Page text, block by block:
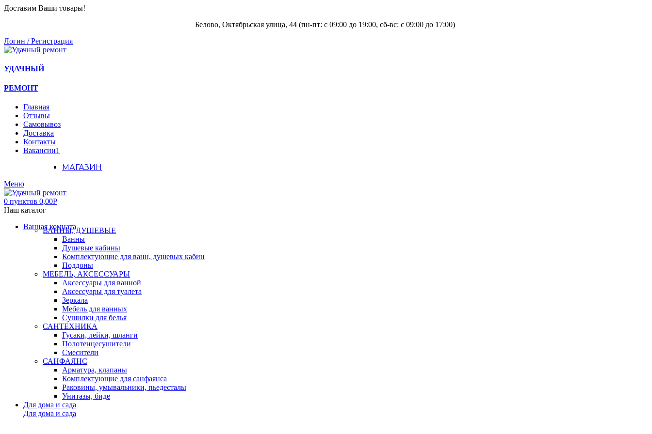
Доставим Ваши товары!
Белово, Октябрьская улица, 44 (пн-пт: с 09:00 до 19:00, сб-вс: с 09:00 до 17:00)
Логин / Регистрация
УДАЧНЫЙ
РЕМОНТ
Главная
Отзывы
Самовывоз
Доставка
Контакты
Вакансии1
МАГАЗИН
Меню
0 пунктов 0,00Р
Наш каталог
Ванная комната
ВАННЫ, ДУШЕВЫЕ
Ванны
Душевые кабины
Комплектующие для ванн, душевых кабин
Поддоны
МЕБЕЛЬ, АКСЕССУАРЫ
Аксессуары для ванной
Аксессуары для туалета
Зеркала
Мебель для ванных
Сушилки для белья
САНТЕХНИКА
Гусаки, лейки, шланги
Полотенцесушители
Смесители
САНФАЯНС
Арматура, клапаны
Комплектующие для санфаянса
Раковины, умывальники, пьедесталы
Унитазы, биде
Для дома и сада
Для дома и сада